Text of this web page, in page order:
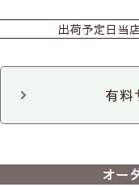
ロールスクリーン
前
【既製
ムーミ
出荷予定日 当
有料
オー